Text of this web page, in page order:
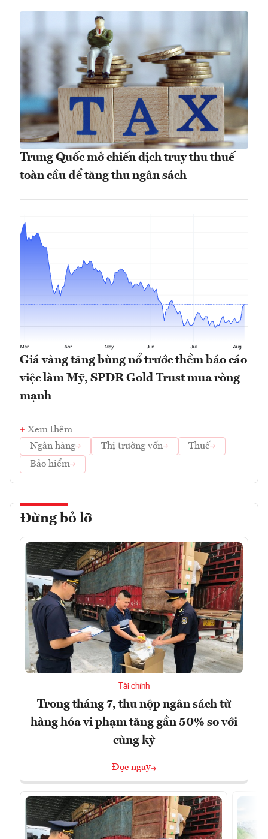
Trung Quốc mở chiến dịch truy thu thuế
toàn cầu để tăng thu ngân sách
Giá vàng tăng bùng nổ trước thềm báo cáo
việc làm Mỹ, SPDR Gold Trust mua ròng
mạnh
Xem thêm
Ngân hàng
Thị trường vốn
Thuế
Bảo hiểm
Đừng bỏ lỡ
Tài chính
Trong tháng 7, thu nộp ngân sách từ
hàng hóa vi phạm tăng gần 50% so với
cùng kỳ
Đọc ngay